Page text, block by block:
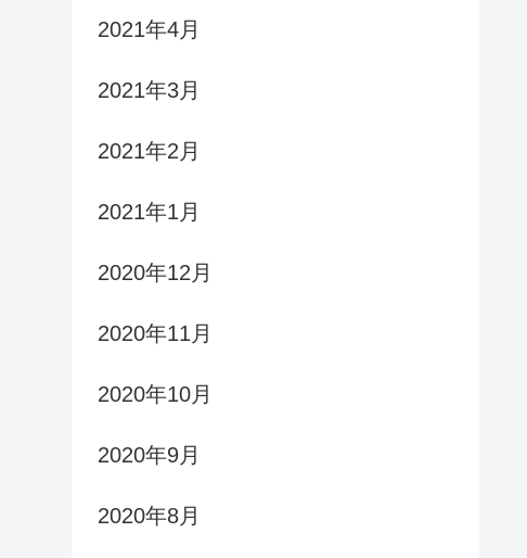
2021年4月
2021年3月
2021年2月
2021年1月
2020年12月
2020年11月
2020年10月
2020年9月
2020年8月